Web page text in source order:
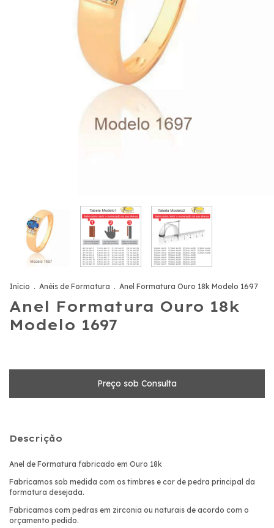
Início . Anéis de Formatura . Anel Formatura Ouro 18k Modelo 1697
Anel Formatura Ouro 18k
Modelo 1697
Descrição
Anel de Formatura fabricado em Ouro 18k
Fabricamos sob medida com os timbres e cor de pedra principal da
formatura desejada.
Fabricamos com pedras em zirconia ou naturais de acordo com o
orçamento pedido.